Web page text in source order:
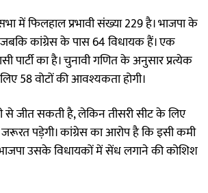
में फिलहाल प्रभावी संख्या 229 है। भाजपा के
कांग्रेस के पास 64 विधायक हैं। एक
पार्टी का है। चुनावी गणित के अनुसार प्रत्येक
58 वोटों की आवश्यकता होगी।
से जीत सकती है, लेकिन तीसरी सीट के लिए
जरूरत पड़ेगी। कांग्रेस का आरोप है कि इसी कमी
उसके विधायकों में सेंध लगाने की कोशिश